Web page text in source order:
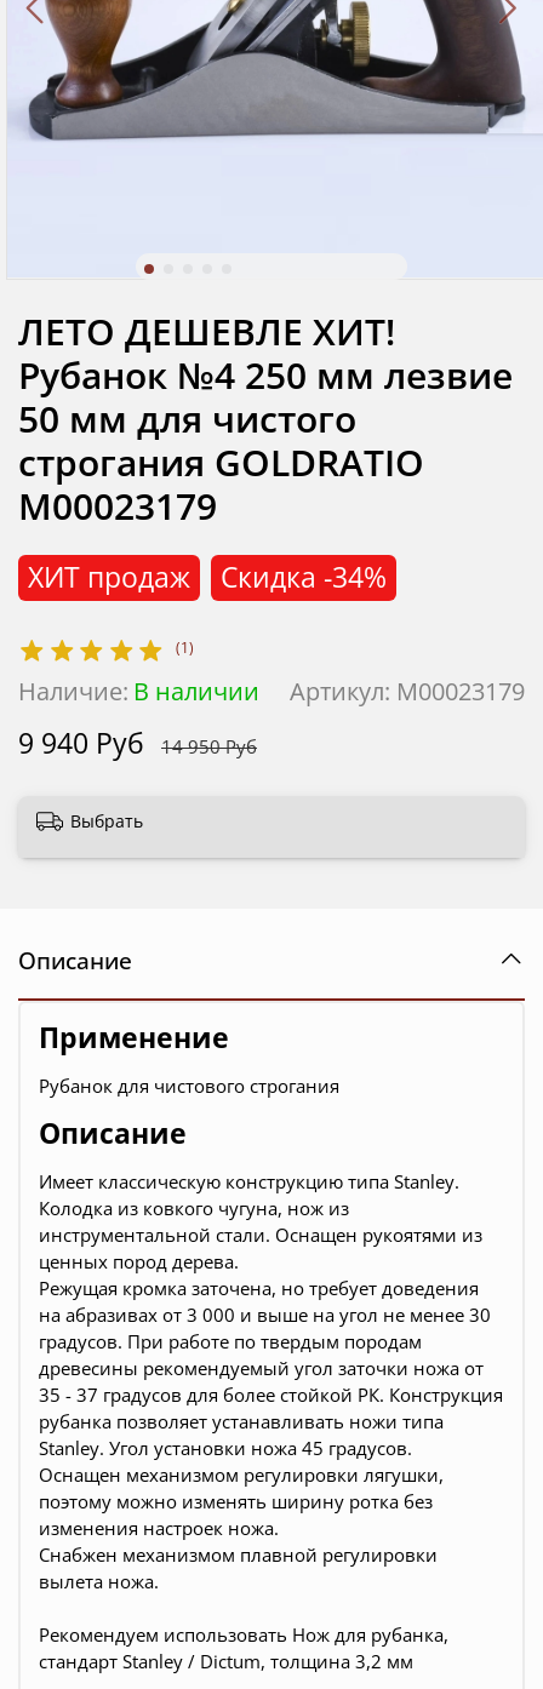
(1)
Артикул: М00023179
Наличие: В наличии
ХИТ продаж Скидка -34%
ЛЕТО ДЕШЕВЛЕ ХИТ!
Рубанок №4 250 мм лезвие
50 мм для чистого
строгания GOLDRATIO
М00023179
9 940 Руб 14 950 Руб
Выбрать
Описание
Применение
Рубанок для чистового строгания
Описание
Имеет классическую конструкцию типа Stanley.
Колодка из ковкого чугуна, нож из
инструментальной стали. Оснащен рукоятями из
ценных пород дерева.
Режущая кромка заточена, но требует доведения
на абразивах от 3 000 и выше на угол не менее 30
градусов. При работе по твердым породам
древесины рекомендуемый угол заточки ножа от
35 - 37 градусов для более стойкой РК. Конструкция
рубанка позволяет устанавливать ножи типа
Stanley. Угол установки ножа 45 градусов.
Оснащен механизмом регулировки лягушки,
поэтому можно изменять ширину ротка без
изменения настроек ножа.
Снабжен механизмом плавной регулировки
вылета ножа.
Рекомендуем использовать Нож для рубанка,
стандарт Stanley / Dictum, толщина 3,2 мм